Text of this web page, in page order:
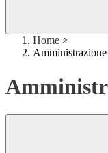
Home >
Amministrazione